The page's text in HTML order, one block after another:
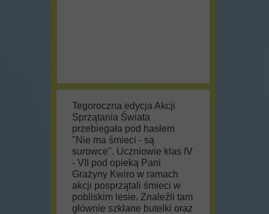
Tegoroczna edycja Akcji
Sprzątania Świata
przebiegała pod hasłem
"Nie ma śmieci - są
surowce". Uczniowie klas IV
- VII pod opieką Pani
Grażyny Kwiro w ramach
akcji posprzątali śmieci w
pobliskim lesie. Znaleźli tam
głównie szklane butelki oraz